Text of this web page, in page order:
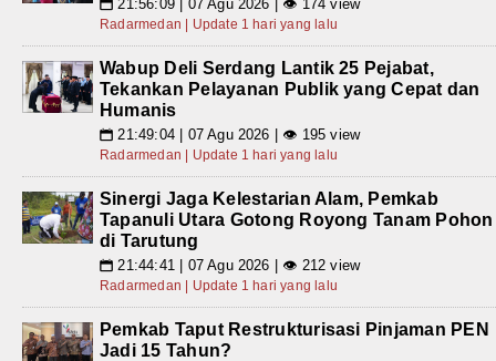
📅 21:56:09 | 07 Agu 2026 | 👁 174 view
Radarmedan | Update 1 hari yang lalu
Wabup Deli Serdang Lantik 25 Pejabat,
Tekankan Pelayanan Publik yang Cepat dan
Humanis
📅 21:49:04 | 07 Agu 2026 | 👁 195 view
Radarmedan | Update 1 hari yang lalu
Sinergi Jaga Kelestarian Alam, Pemkab
Tapanuli Utara Gotong Royong Tanam Pohon
di Tarutung
📅 21:44:41 | 07 Agu 2026 | 👁 212 view
Radarmedan | Update 1 hari yang lalu
Pemkab Taput Restrukturisasi Pinjaman PEN
Jadi 15 Tahun?